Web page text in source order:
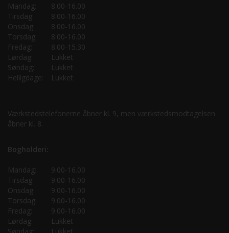
Mandag:
8.00-16.00
Tirsdag:
8.00-16.00
Onsdag:
8.00-16.00
Torsdag:
8.00-16.00
Fredag:
8.00-15.30
Lørdag:
Lukket
Søndag:
Lukket
Helligdage:
Lukket
Værkstedstelefonerne åbner kl. 9, men værkstedsmodtagelsen
åbner kl. 8.
Bogholderi:
Mandag:
9.00-16.00
Tirsdag:
9.00-16.00
Onsdag:
9.00-16.00
Torsdag:
9.00-16.00
Fredag:
9.00-16.00
Lørdag:
Lukket
Søndag:
Lukket